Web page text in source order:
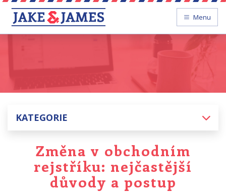
Menu
KATEGORIE
Změna v obchodním
rejstříku: nejčastější
důvody a postup